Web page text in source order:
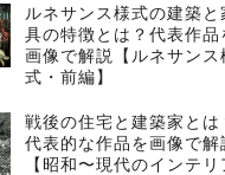
ルネサンス様式の建築と
具の特徴とは？代表作品
画像で解説【ルネサンス
式・前編】
戦後の住宅と建築家とは
代表的な作品を画像で解
【昭和〜現代のインテリ